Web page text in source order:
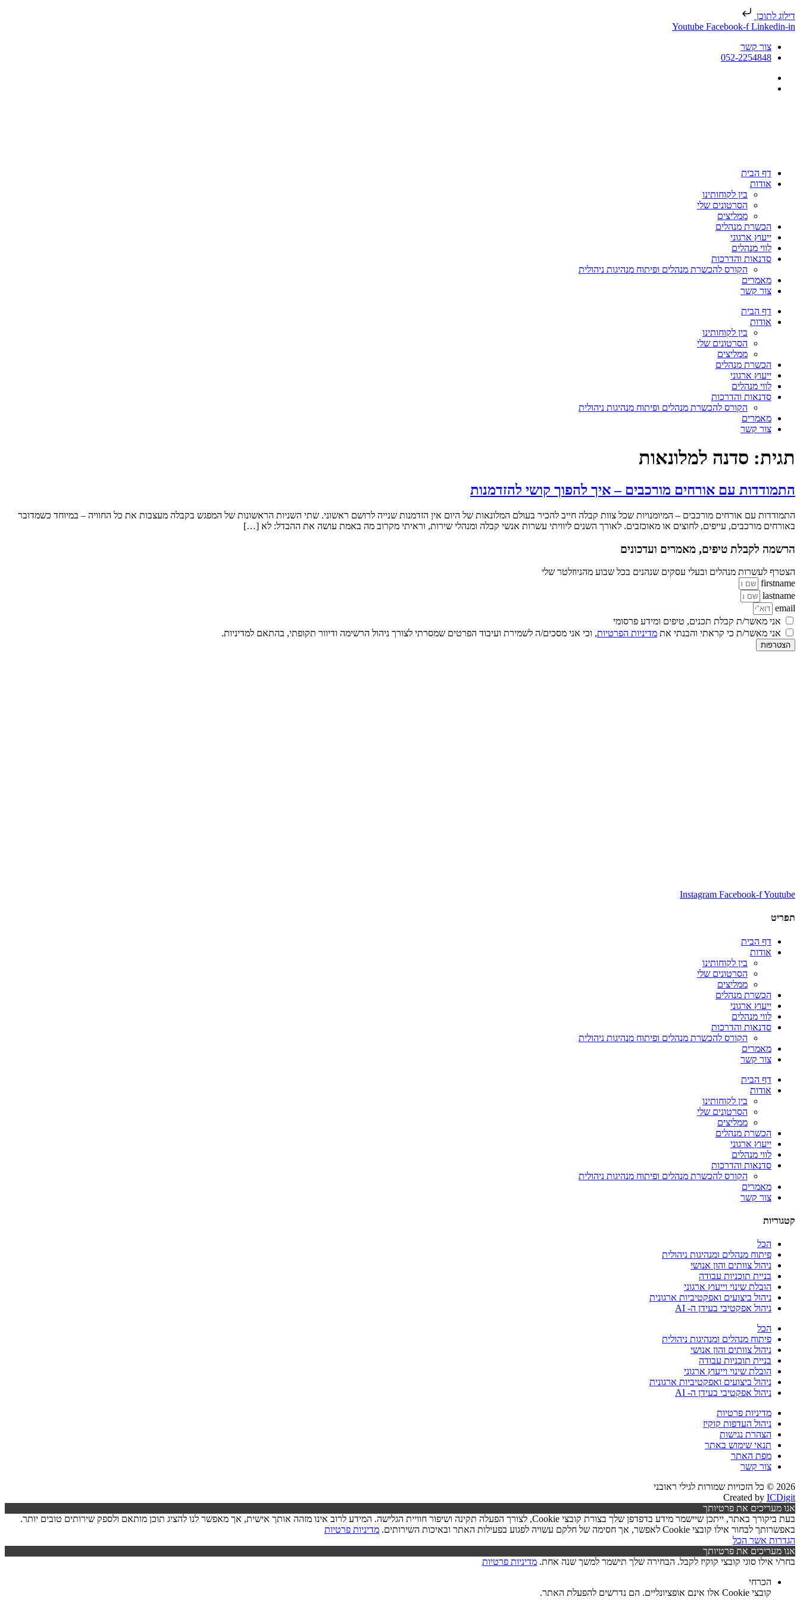
דילוג לתוכן
Youtube Facebook-f Linkedin-in
צור קשר
052-2254848
דף הבית
אודות
בין לקוחותינו
הסרטונים שלי
ממליצים
הכשרת מנהלים
ייעוץ ארגוני
לווי מנהלים
סדנאות והדרכות
הקורס להכשרת מנהלים ופיתוח מנהיגות ניהולית
מאמרים
צור קשר
דף הבית
אודות
בין לקוחותינו
הסרטונים שלי
ממליצים
הכשרת מנהלים
ייעוץ ארגוני
לווי מנהלים
סדנאות והדרכות
הקורס להכשרת מנהלים ופיתוח מנהיגות ניהולית
מאמרים
צור קשר
תגית: סדנה למלונאות
התמודדות עם אורחים מורכבים – איך להפוך קושי להזדמנות
התמודדות עם אורחים מורכבים – המיומנויות שכל צוות קבלה חייב להכיר בעולם המלונאות של היום אין הזדמנות שנייה לרושם ראשוני. שתי השניות הראשונות של המפגש בקבלה מעצבות את כל החוויה – במיוחד כשמדובר
באורחים מורכבים, עייפים, לחוצים או מאוכזבים. לאורך השנים ליוויתי עשרות אנשי קבלה ומנהלי שירות, וראיתי מקרוב מה באמת עושה את ההבדל: לא […]
הרשמה לקבלת טיפים, מאמרים ועדכונים
הצטרף לעשרות מנהלים ובעלי עסקים שנהנים בכל שבוע מהניוזלטר שלי
firstname
lastname
email
אני מאשר/ת קבלת תכנים, טיפים ומידע פרסומי
אני מאשר/ת כי קראתי והבנתי את מדיניות הפרטיות, וכי אני מסכים/ה לשמירת ועיבוד הפרטים שמסרתי לצורך ניהול הרשימה ודיוור תקופתי, בהתאם למדיניות.
הצטרפות
Instagram Facebook-fYoutube
תפריט
דף הבית
אודות
בין לקוחותינו
הסרטונים שלי
ממליצים
הכשרת מנהלים
ייעוץ ארגוני
לווי מנהלים
סדנאות והדרכות
הקורס להכשרת מנהלים ופיתוח מנהיגות ניהולית
מאמרים
צור קשר
דף הבית
אודות
בין לקוחותינו
הסרטונים שלי
ממליצים
הכשרת מנהלים
ייעוץ ארגוני
לווי מנהלים
סדנאות והדרכות
הקורס להכשרת מנהלים ופיתוח מנהיגות ניהולית
מאמרים
צור קשר
קטגוריות
הכל
פיתוח מנהלים ומנהיגות ניהולית
ניהול צוותים והון אנושי
בניית תוכניות עבודה
הובלת שינוי וייעוץ ארגוני
ניהול ביצועים ואפקטיביות ארגונית
ניהול אפקטיבי בעידן ה- AI
הכל
פיתוח מנהלים ומנהיגות ניהולית
ניהול צוותים והון אנושי
בניית תוכניות עבודה
הובלת שינוי וייעוץ ארגוני
ניהול ביצועים ואפקטיביות ארגונית
ניהול אפקטיבי בעידן ה- AI
מדיניות פרטיות
ניהול העדפות קוקיז
הצהרת נגישות
תנאי שימוש באתר
מפת האתר
צור קשר
2026 © כל הזכויות שמורות לגילי ראובני
Created by ICDigit
אנו מעריכים את פרטיותך
בעת ביקורך באתר, ייתכן שיישמר מידע בדפדפן שלך בצורת קובצי Cookie, לצורך הפעלה תקינה ושיפור חוויית הגלישה. המידע לרוב אינו מזהה אותך אישית, אך מאפשר לנו להציג תוכן מותאם ולספק שירותים טובים יותר.
באפשרותך לבחור אילו קובצי Cookie לאפשר, אך חסימה של חלקם עשויה לפגוע בפעילות האתר ובאיכות השירותים.
מדיניות פרטיות
הגדרות אשר הכל
אנו מעריכים את פרטיותך
בחר/י אילו סוגי קובצי קוקיז לקבל. הבחירה שלך תישמר למשך שנה אחת. מדיניות פרטיות
הכרחי
קובצי Cookie אלו אינם אופציונליים. הם נדרשים להפעלת האתר.